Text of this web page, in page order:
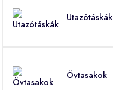
Utazótáskák
Övtasakok